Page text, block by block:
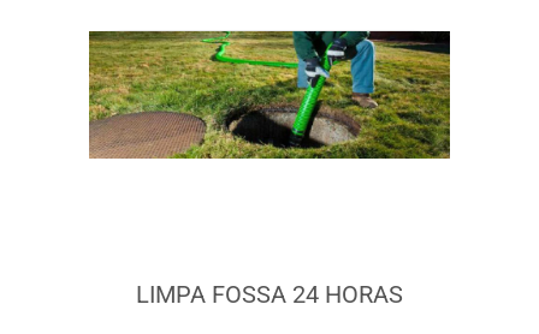
LIMPA FOSSA 24 HORAS